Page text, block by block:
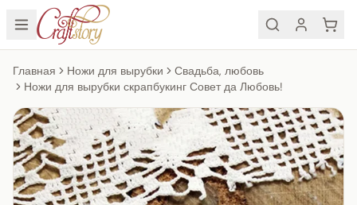
Главная Ножи для вырубки
Свадьба, любовь
Ножи для вырубки скрапбукинг Совет да Любовь!